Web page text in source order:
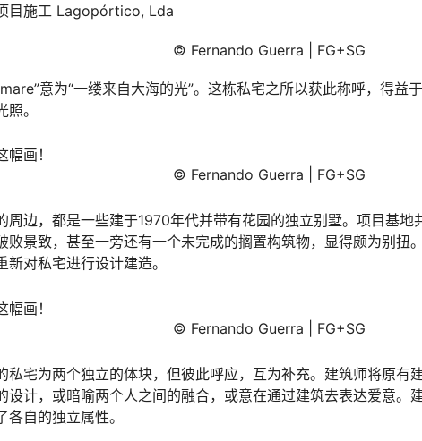
目施工 Lagopórtico, Lda
© Fernando Guerra | FG+SG
意为“一缕来自大海的光”。这栋私宅之所以获此称呼，得
照。
幅画！
© Fernando Guerra | FG+SG
周边，都是一些建于1970年代并带有花园的独立别墅。项目基
败景致，甚至一旁还有一个未完成的搁置构筑物，显得颇为别扭
新对私宅进行设计建造。
幅画！
© Fernando Guerra | FG+SG
私宅为两个独立的体块，但彼此呼应，互为补充。建筑师将原有
设计，或暗喻两个人之间的融合，或意在通过建筑去表达爱意。
各自的独立属性。